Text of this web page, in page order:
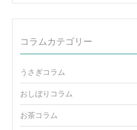
コラムカテゴリー
うさぎコラム
おしぼりコラム
お茶コラム